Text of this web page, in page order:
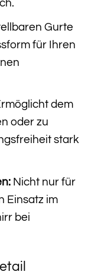
Gurte
für Ihren
dem
oder zu
stark
Nicht nur für
Einsatz im
bei